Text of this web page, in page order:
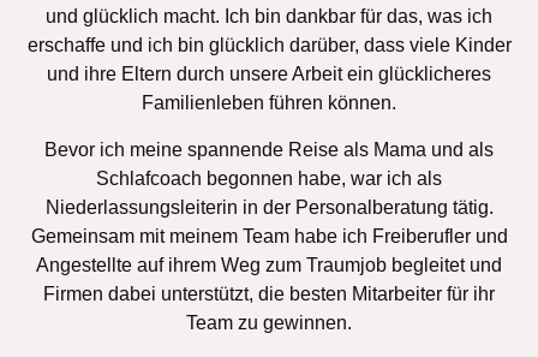
und glücklich macht. Ich bin dankbar für das, was ich
erschaffe und ich bin glücklich darüber, dass viele Kinder
und ihre Eltern durch unsere Arbeit ein glücklicheres
Familienleben führen können.
Bevor ich meine spannende Reise als Mama und als
Schlafcoach begonnen habe, war ich als
Niederlassungsleiterin in der Personalberatung tätig.
Gemeinsam mit meinem Team habe ich Freiberufler und
Angestellte auf ihrem Weg zum Traumjob begleitet und
Firmen dabei unterstützt, die besten Mitarbeiter für ihr
Team zu gewinnen.